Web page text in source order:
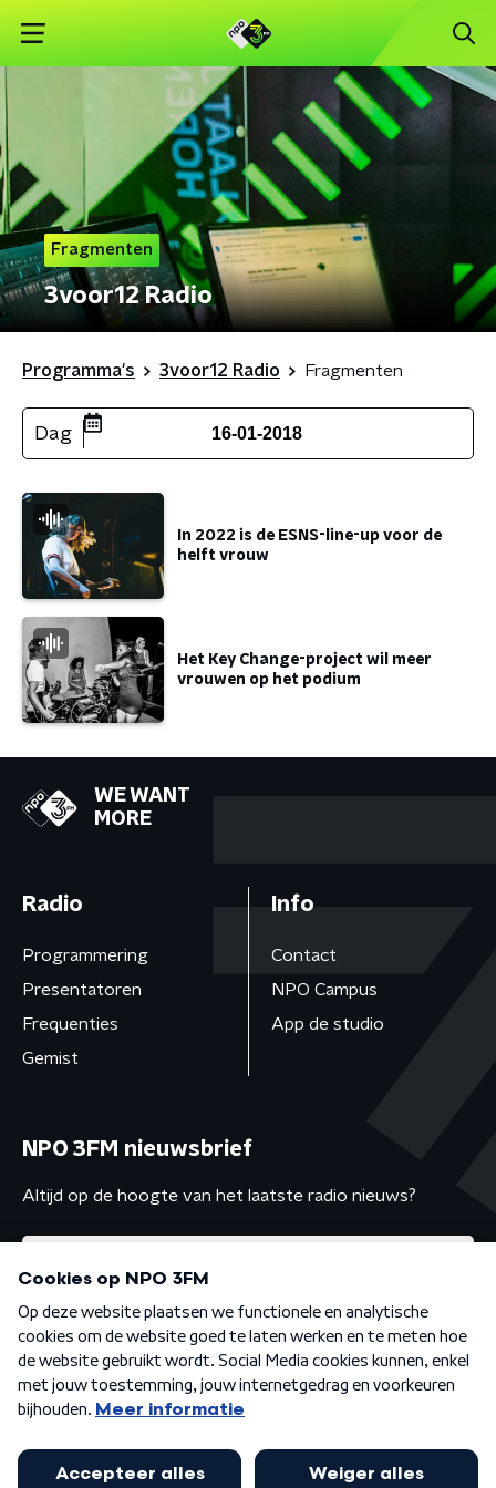
Fragmenten
3voor12 Radio
Programma's 3voor12 Radio Fragmenten
Dag 16-01-2018
In 2022 is de ESNS-line-up voor de
helft vrouw
Het Key Change-project wil meer
vrouwen op het podium
WE WANT
MORE
Radio
Programmering
Presentatoren
Frequenties
Gemist
Info
Contact
NPO Campus
App de studio
NPO 3FM nieuwsbrief
Altijd op de hoogte van het laatste radio nieuws?
Algemene voorwaarden Privacybeleid